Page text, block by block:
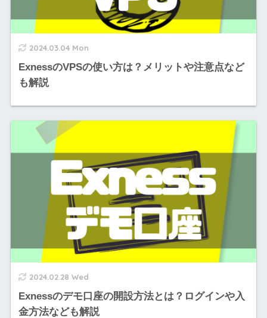
2024.03.04 Mon
ExnessのVPSの使い方は？メリットや注意点など
も解説
2024.02.28 Wed
Exnessのデモ口座の開設方法とは？ログインや入
金方法なども解説